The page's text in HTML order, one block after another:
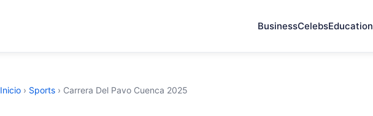
BusinessCelebsEducation
Inicio › Sports › Carrera Del Pavo Cuenca 2025